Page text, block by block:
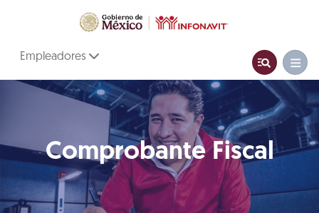
Empleadores
Comprobante Fiscal